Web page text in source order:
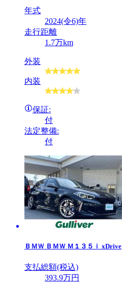
年式
2024(令6)年
走行距離
1.7万km
外装
内装
保証:
付
法定整備:
付
ＢＭＷ ＢＭＷ Ｍ１３５ｉ xDrive
支払総額(税込)
393.9万円